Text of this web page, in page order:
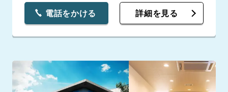
電話をかける 詳細を見る